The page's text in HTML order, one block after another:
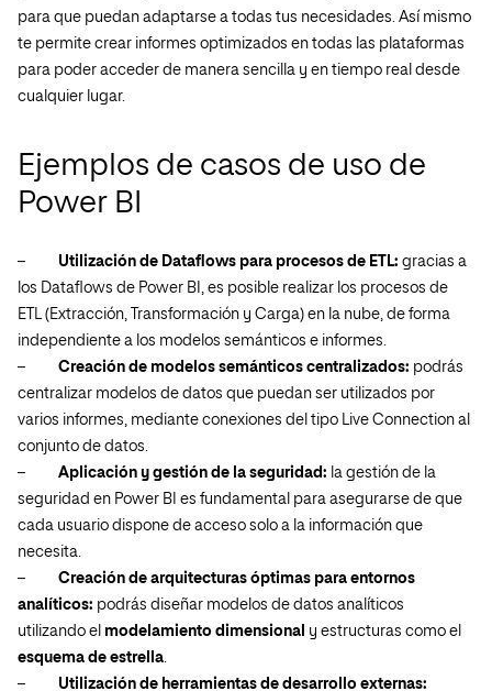
para que puedan adaptarse a todas tus necesidades. Así mismo
te permite crear informes optimizados en todas las plataformas
para poder acceder de manera sencilla y en tiempo real desde
cualquier lugar.
Ejemplos de casos de uso de
Power BI
– Utilización de Dataflows para procesos de ETL: gracias a
los Dataflows de Power BI, es posible realizar los procesos de
ETL (Extracción, Transformación y Carga) en la nube, de forma
independiente a los modelos semánticos e informes.
–
Creación de modelos semánticos centralizados: podrás
centralizar modelos de datos que puedan ser utilizados por
varios informes, mediante conexiones del tipo Live Connection al
conjunto de datos.
–
Aplicación y gestión de la seguridad: la gestión de la
seguridad en Power BI es fundamental para asegurarse de que
cada usuario dispone de acceso solo a la información que
necesita.
–
Creación de arquitecturas óptimas para entornos
analíticos: podrás diseñar modelos de datos analíticos
utilizando el modelamiento dimensional y estructuras como el
esquema de estrella.
–
Utilización de herramientas de desarrollo externas: